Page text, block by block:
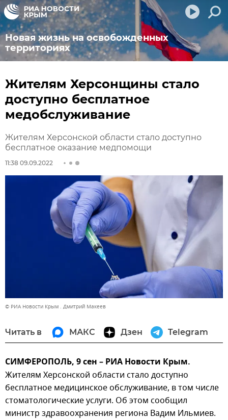
Новая жизнь на освобожденных
территориях
Жителям Херсонщины стало
доступно бесплатное
медобслуживание
Жителям Херсонской области стало доступно
бесплатное оказание медпомощи
11:38 09.09.2022
© РИА Новости Крым . Дмитрий Макеев
Читать в МАКС Дзен Telegram
СИМФЕРОПОЛЬ, 9 сен – РИА Новости Крым.
Жителям Херсонской области стало доступно
бесплатное медицинское обслуживание, в том числе
стоматологические услуги. Об этом сообщил
министр здравоохранения региона Вадим Ильмиев.